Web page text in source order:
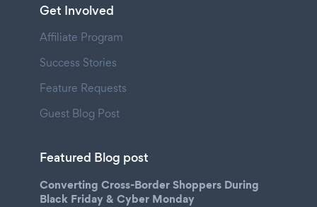
Get Involved
Affiliate Program
Success Stories
Feature Requests
Guest Blog Post
Featured Blog post
Converting Cross-Border Shoppers During
Black Friday & Cyber Monday